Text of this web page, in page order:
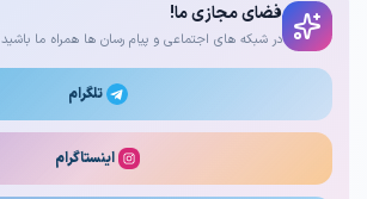
فضای مجازی ما!
در شبکه های اجتماعی و پیام رسان ها همراه ما باشید
تلگرام
اینستاگرام